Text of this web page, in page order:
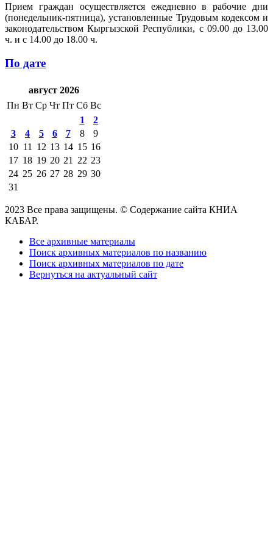
Прием граждан осуществляется ежедневно в рабочие дни
(понедельник-пятница), установленные Трудовым кодексом и
законодательством Кыргызской Республики, с 09.00 до 13.00
ч. и с 14.00 до 18.00 ч.
По дате
август 2026
Пн Вт Ср Чт Пт Сб Вс
1
2
3
4 5 6 7 8
9
10 11 12 13 14 15 16
17 18 19 20 21 22 23
24 25 26 27 28 29 30
31
2023 Все права защищены. © Содержание сайта КНИА
КАБАР.
Все архивные материалы
Поиск архивных материалов по названию
Поиск архивных материалов по дате
Вернуться на актуальный сайт